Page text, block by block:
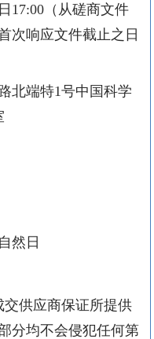
日 17:00（从磋商文件
次响应文件截止之日
北端特1号中国科学
然日
供应商保证所提供
分均不会侵犯任何第